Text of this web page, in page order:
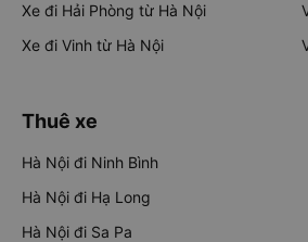
Xe đi Hải Phòng từ Hà Nội
Xe đi Vinh từ Hà Nội
Thuê xe
Hà Nội đi Ninh Bình
Hà Nội đi Hạ Long
Hà Nội đi Sa Pa